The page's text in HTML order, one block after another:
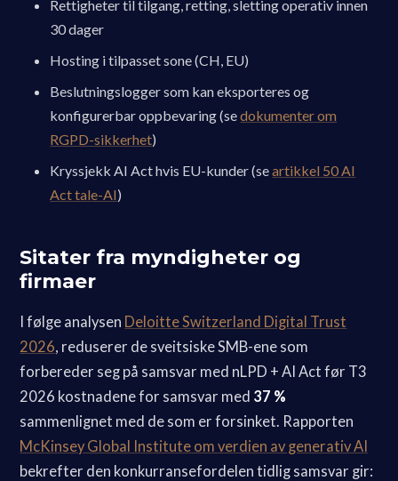
Rettigheter til tilgang, retting, sletting operativ innen
30 dager
Hosting i tilpasset sone (CH, EU)
Beslutningslogger som kan eksporteres og
konfigurerbar oppbevaring (sedokumenter om
RGPD-sikkerhet)
Kryssjekk AI Act hvis EU-kunder (seartikkel 50 AI
Act tale-AI)
Sitater fra myndigheter og
firmaer
I følge analysen Deloitte Switzerland Digital Trust
2026, reduserer de sveitsiske SMB-ene som
forbereder seg på samsvar med nLPD + AI Act før T3
2026 kostnadene for samsvar med 37 %
sammenlignet med de som er forsinket. Rapporten
McKinsey Global Institute om verdien av generativ AI
bekrefter den konkurransefordelen tidlig samsvar gir: